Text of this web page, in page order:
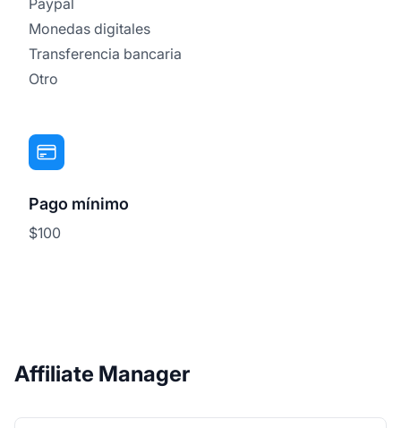
Monedas digitales
Transferencia bancaria
Otro
Pago mínimo
$100
Affiliate Manager